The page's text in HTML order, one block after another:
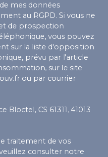
mes données
au RGPD. Si vous ne
de prospection
vous pouvez
sur la liste d'opposition
prévu par l'article
sur le site
ou par courrier
Bloctel, CS 61311, 41013
traitement de vos
consulter notre